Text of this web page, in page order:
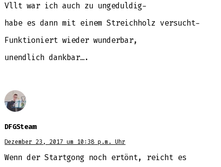
Vllt war ich auch zu ungeduldig-
habe es dann mit einem Streichholz versucht-
Funktioniert wieder wunderbar,
unendlich dankbar….
DFGSteam
Dezember 23, 2017 um 10:38 p.m. Uhr
Wenn der Startgong noch ertönt, reicht es